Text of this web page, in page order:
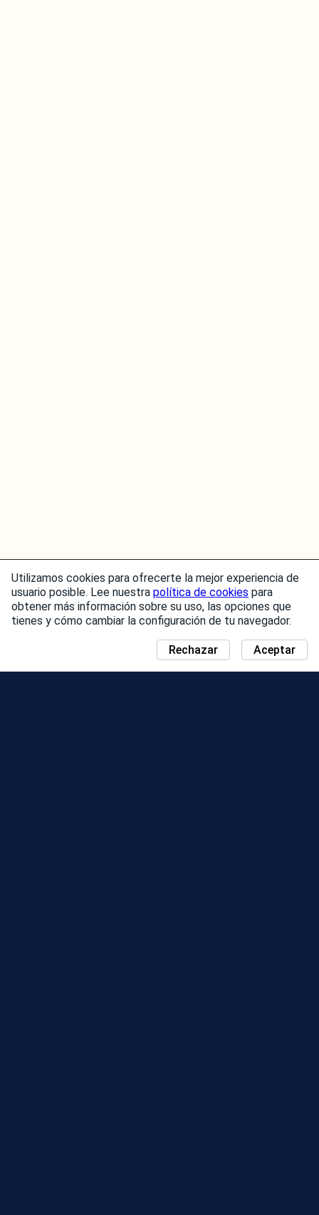
Utilizamos cookies para ofrecerte la mejor experiencia de
usuario posible. Lee nuestra política de cookies para
obtener más información sobre su uso, las opciones que
tienes y cómo cambiar la configuración de tu navegador.
Aceptar
Rechazar